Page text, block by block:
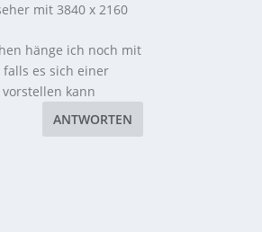
mit 3840 x 2160
hänge ich noch mit
falls es sich einer
kann
ANTWORTEN